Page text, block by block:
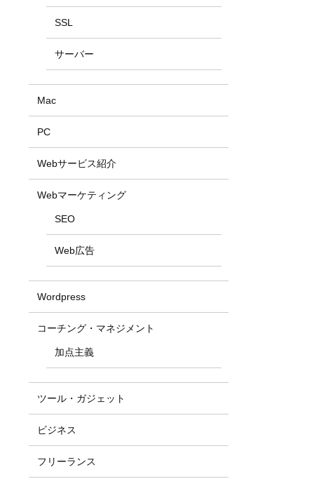
SSL
サーバー
Mac
PC
Webサービス紹介
Webマーケティング
SEO
Web広告
Wordpress
コーチング・マネジメント
加点主義
ツール・ガジェット
ビジネス
フリーランス